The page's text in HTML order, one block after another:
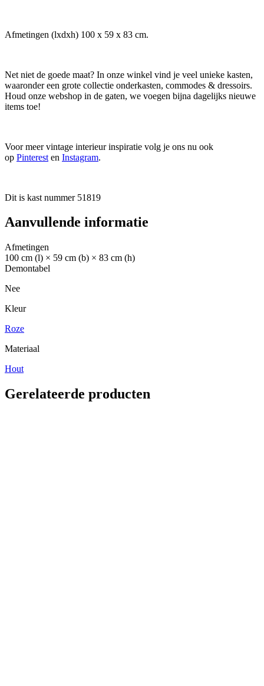
Afmetingen (lxdxh) 100 x 59 x 83 cm.
Net niet de goede maat? In onze winkel vind je veel unieke kasten,
waaronder een grote collectie onderkasten, commodes & dressoirs.
Houd onze webshop in de gaten, we voegen bijna dagelijks nieuwe
items toe!
Voor meer vintage interieur inspiratie volg je ons nu ook
op Pinterest en Instagram.
Dit is kast nummer 51819
Aanvullende informatie
Afmetingen
100 cm (l) × 59 cm (b) × 83 cm (h)
Demontabel
Nee
Kleur
Roze
Materiaal
Hout
Gerelateerde producten